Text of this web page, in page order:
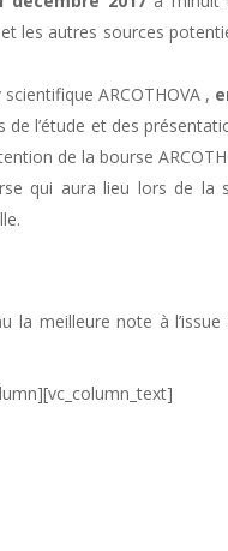
les autres sources
ARCOTHOVA ,
de l’étude et des
de la bourse
qui aura lieu lors de la
meilleure note à